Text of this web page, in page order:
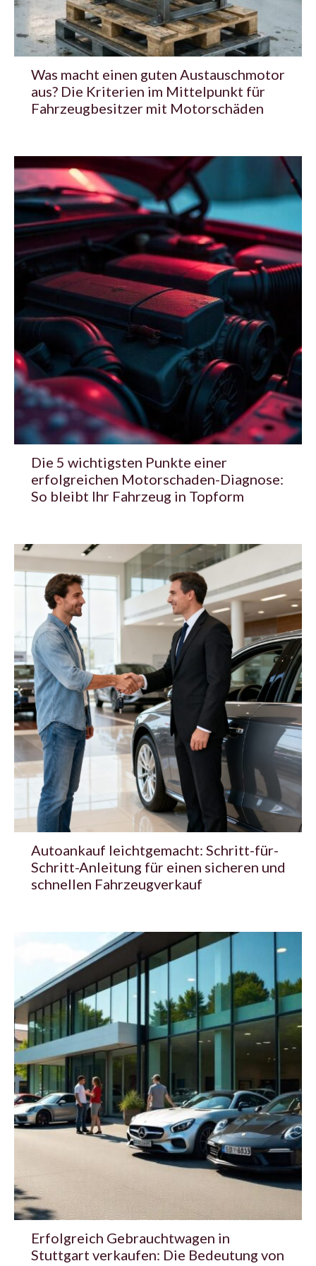
Was macht einen guten Austauschmotor
aus? Die Kriterien im Mittelpunkt für
Fahrzeugbesitzer mit Motorschäden
Die 5 wichtigsten Punkte einer
erfolgreichen Motorschaden-Diagnose:
So bleibt Ihr Fahrzeug in Topform
Autoankauf leichtgemacht: Schritt-für-
Schritt-Anleitung für einen sicheren und
schnellen Fahrzeugverkauf
Erfolgreich Gebrauchtwagen in
Stuttgart verkaufen: Die Bedeutung von